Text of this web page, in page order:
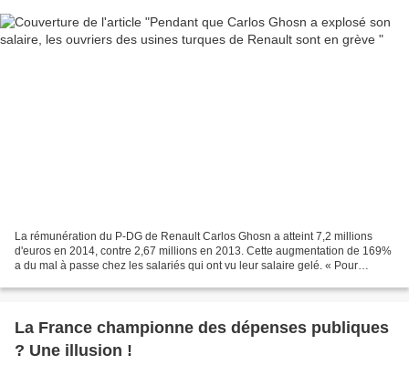
La rémunération du P-DG de Renault Carlos Ghosn a atteint 7,2 millions
d'euros en 2014, contre 2,67 millions en 2013. Cette augmentation de 169%
a du mal à passe chez les salariés qui ont vu leur salaire gelé. « Pour
La France championne des dépenses publiques
? Une illusion !